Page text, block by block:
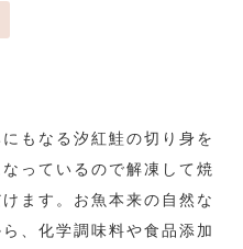
もなる汐紅鮭の切り身を
っているので解凍して焼
ます。お魚本来の自然な
、化学調味料や食品添加